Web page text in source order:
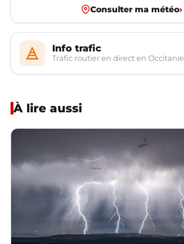
Consulter ma météo›
Info trafic
Trafic routier en direct en Occitanie
À lire aussi